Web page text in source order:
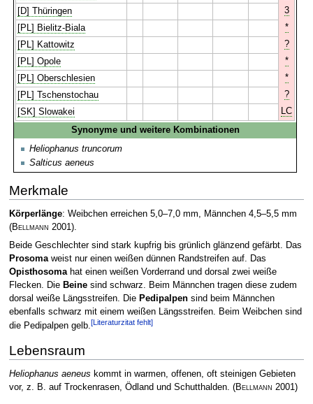
[D] Thüringen
3
[PL] Bielitz-Biala
*
[PL] Kattowitz
?
[PL] Opole
*
[PL] Oberschlesien
*
[PL] Tschenstochau
?
[SK] Slowakei
LC
Synonyme und weitere Kombinationen
Heliophanus truncorum
Salticus aeneus
Merkmale
Körperlänge: Weibchen erreichen 5,0–7,0 mm, Männchen 4,5–5,5 mm
(Bellmann 2001).
Beide Geschlechter sind stark kupfrig bis grünlich glänzend gefärbt. Das
Prosomaweist nur einen weißen dünnen Randstreifen auf. Das
Opisthosomahat einen weißen Vorderrand und dorsal zwei weiße
Flecken. Die Beinesind schwarz. Beim Männchen tragen diese zudem
dorsal weiße Längsstreifen. Die Pedipalpensind beim Männchen
ebenfalls schwarz mit einem weißen Längsstreifen. Beim Weibchen sind
die Pedipalpen gelb.[Literaturzitat fehlt]
Lebensraum
Heliophanus aeneus kommt in warmen, offenen, oft steinigen Gebieten
vor, z. B. auf Trockenrasen, Ödland und Schutthalden. (Bellmann 2001)